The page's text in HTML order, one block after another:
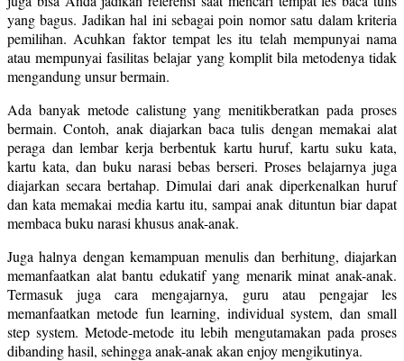
yang bagus. Jadikan hal ini sebagai poin nomor satu dalam kriteria
pemilihan. Acuhkan faktor tempat les itu telah mempunyai nama
atau mempunyai fasilitas belajar yang komplit bila metodenya tidak
mengandung unsur bermain.
Ada banyak metode calistung yang menitikberatkan pada proses
bermain. Contoh, anak diajarkan baca tulis dengan memakai alat
peraga dan lembar kerja berbentuk kartu huruf, kartu suku kata,
kartu kata, dan buku narasi bebas berseri. Proses belajarnya juga
diajarkan secara bertahap. Dimulai dari anak diperkenalkan huruf
dan kata memakai media kartu itu, sampai anak dituntun biar dapat
membaca buku narasi khusus anak-anak.
Juga halnya dengan kemampuan menulis dan berhitung, diajarkan
memanfaatkan alat bantu edukatif yang menarik minat anak-anak.
Termasuk juga cara mengajarnya, guru atau pengajar les
memanfaatkan metode fun learning, individual system, dan small
step system. Metode-metode itu lebih mengutamakan pada proses
dibanding hasil, sehingga anak-anak akan enjoy mengikutinya.